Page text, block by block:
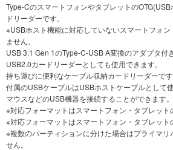
Type-Cのスマートフォンやタブレットの
ドリーダーです。
※USBホスト機能に対応していないスマートフォ
ません。
USB 3.1 Gen 1のType-C-USB A変換のアダプタ付き
USB2.0カードリーダーとしても使用できます。
持ち運びに便利なケーブル収納カードリーダーです
付属のUSBケーブルはUSBホストケーブルとして
マウスなどのUSB機器を接続することができます。
※対応フォーマットはスマートフォン・タブレット
※対応フォーマットはスマートフォン・タブレット
※複数のパーティションに分けた場合はプライマリ
せん。